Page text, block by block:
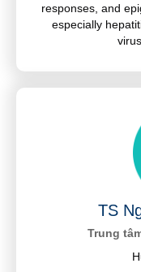
responses, and
especially
TS
Trung